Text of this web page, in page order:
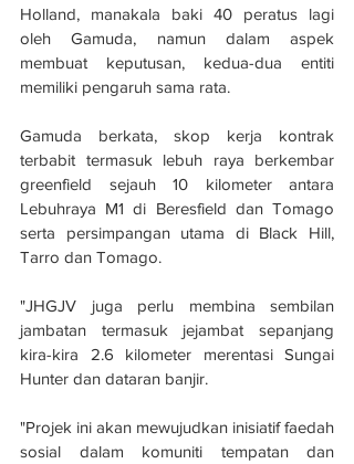
Holland, manakala baki 40 peratus lagi
oleh Gamuda, namun dalam aspek
membuat keputusan, kedua-dua entiti
memiliki pengaruh sama rata.
Gamuda berkata, skop kerja kontrak
terbabit termasuk lebuh raya berkembar
greenfield sejauh 10 kilometer antara
Lebuhraya M1 di Beresfield dan Tomago
serta persimpangan utama di Black Hill,
Tarro dan Tomago.
"JHGJV juga perlu membina sembilan
jambatan termasuk jejambat sepanjang
kira-kira 2.6 kilometer merentasi Sungai
Hunter dan dataran banjir.
"Projek ini akan mewujudkan inisiatif faedah
sosial dalam komuniti tempatan dan